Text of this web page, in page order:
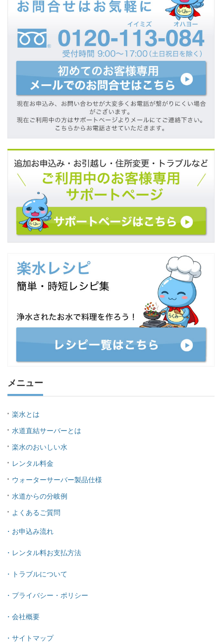
メニュー
楽水とは
水道直結サーバーとは
楽水のおいしい水
レンタル料金
ウォーターサーバー製品仕様
水道からの分岐例
よくあるご質問
・お申込み流れ
・レンタル料お支払方法
・トラブルについて
・プライバシー・ポリシー
・会社概要
・サイトマップ